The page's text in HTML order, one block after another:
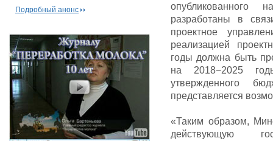
Подробный анонс
опубликованного
разработаны в
проектное
реализацией
годы должна быть
на 2018−2025
утвержденного
представляется
«Таким образом,
действующую